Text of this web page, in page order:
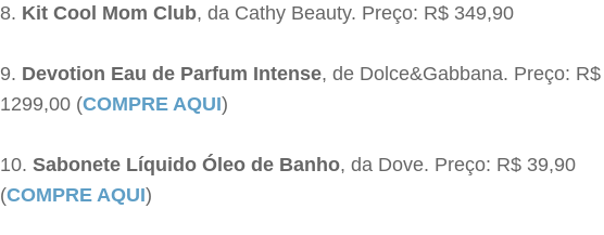
Kit Cool Mom Club, da Cathy Beauty. Preço: R$ 349,90
Devotion Eau de Parfum Intense, de Dolce&Gabbana. Preço: R$
1299,00 (COMPRE AQUI)
Sabonete Líquido Óleo de Banho, da Dove. Preço: R$ 39,90
(COMPRE AQUI)